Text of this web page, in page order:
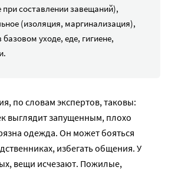
при составлении завещаний),
(изоляция, маргинализация),
уходе, еде, гигиене,
по словам экспертов, таковы:
выглядит запущенным, плохо
одежда. Он может бояться
избегать общения. У
вещи исчезают. Пожилые,